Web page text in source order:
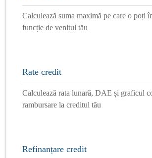
Calculează suma maximă pe care o poți
funcție de venitul tău
Rate credit
Calculează rata lunară, DAE și graficul
rambursare la creditul tău
Refinanțare credit